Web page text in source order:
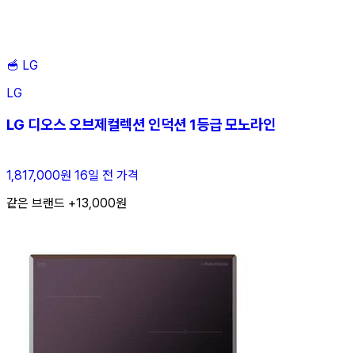
🥣 LG
LG
LG 디오스 오브제컬렉션 인덕션 1등급 모노라인
1,817,000원 16일 전 가격
같은 브랜드 +13,000원